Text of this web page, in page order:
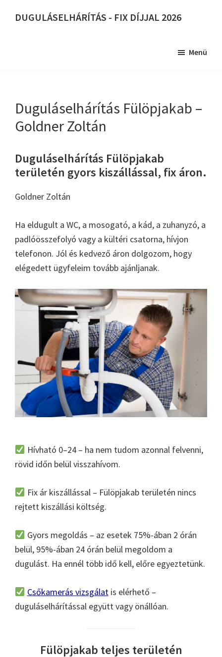
DUGULÁSELHÁRÍTÁS - FIX DÍJJAL 2026
Menü
Duguláselhárítás Fülöpjakab –
Goldner Zoltán
Duguláselhárítás Fülöpjakab
területén gyors kiszállással, fix áron.
Goldner Zoltán
Ha eldugult a WC, a mosogató, a kád, a zuhanyzó, a
padlóösszefolyó vagy a kültéri csatorna, hívjon
telefonon. Jól és kedvező áron dolgozom, hogy
elégedett ügyfeleim tovább ajánljanak.
Hívható 0–24 – ha nem tudom azonnal felvenni,
rövid időn belül visszahívom.
Fix ár kiszállással – Fülöpjakab területén nincs
rejtett kiszállási költség.
Gyors megoldás – az esetek 75%-ában 2 órán
belül, 95%-ában 24 órán belül megoldom a
dugulást. Ha ennél több idő kell, előre egyeztetünk.
Csőkamerás vizsgálatis elérhető –
duguláselhárítással együtt vagy önállóan.
Fülöpjakab teljes területén